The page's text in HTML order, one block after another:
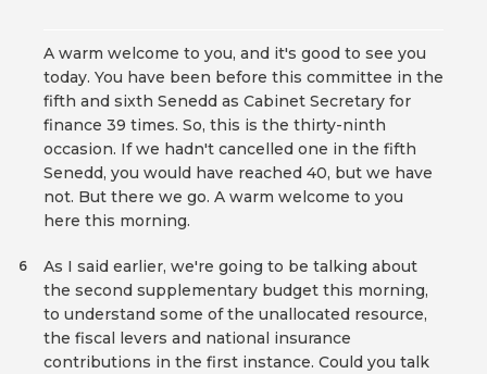
A warm welcome to you, and it's good to see you
today. You have been before this committee in the
fifth and sixth Senedd as Cabinet Secretary for
finance 39 times. So, this is the thirty-ninth
occasion. If we hadn't cancelled one in the fifth
Senedd, you would have reached 40, but we have
not. But there we go. A warm welcome to you
here this morning.
As I said earlier, we're going to be talking about
the second supplementary budget this morning,
to understand some of the unallocated resource,
the fiscal levers and national insurance
contributions in the first instance. Could you talk
6